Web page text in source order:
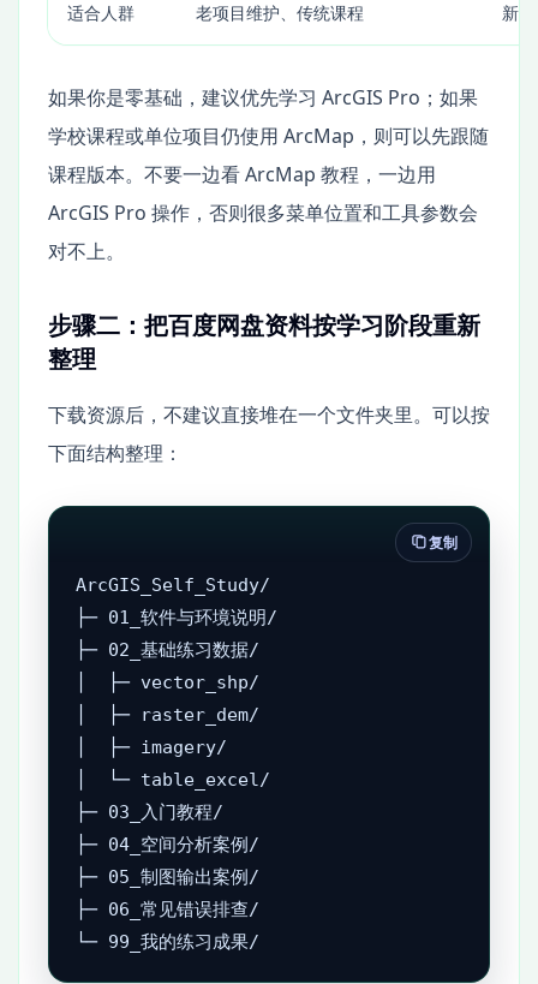
适合人群 老项目维护、传统课程 新
如果你是零基础，建议优先学习 ArcGIS Pro；如果
学校课程或单位项目仍使用 ArcMap，则可以先跟随
课程版本。不要一边看 ArcMap 教程，一边用
ArcGIS Pro 操作，否则很多菜单位置和工具参数会
对不上。
步骤二：把百度网盘资料按学习阶段重新
整理
下载资源后，不建议直接堆在一个文件夹里。可以按
下面结构整理：
ArcGIS_Self_Study/
├─ 01_软件与环境说明/
├─ 02_基础练习数据/
│  ├─ vector_shp/
│  ├─ raster_dem/
│  ├─ imagery/
│  └─ table_excel/
├─ 03_入门教程/
├─ 04_空间分析案例/
├─ 05_制图输出案例/
├─ 06_常见错误排查/
└─ 99_我的练习成果/
复制